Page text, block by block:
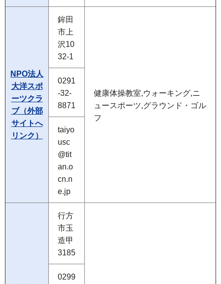
NPO法人
大洋スポ
ーツクラ
ブ（外部
サイトへ
リンク）
鉾田
市上
沢10
32-1
健康体操教室,ウォーキング,ニ
ュースポーツ,グラウンド・ゴル
フ
0291
-32-
8871
taiyo
usc
@tit
an.o
cn.n
e.jp
行方
市玉
造甲
3185
0299